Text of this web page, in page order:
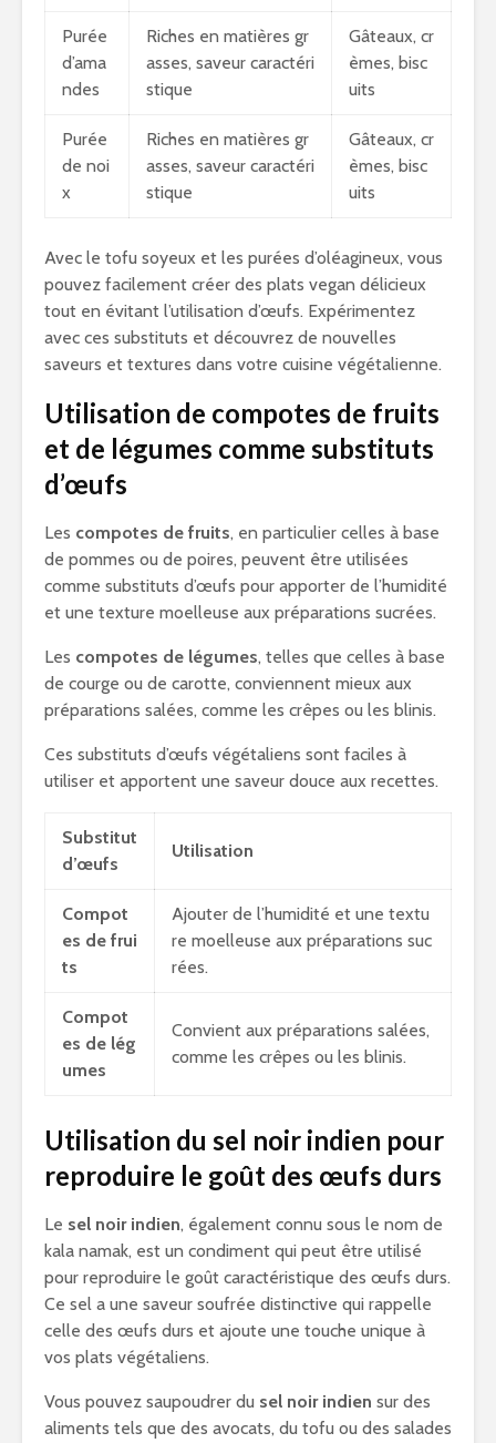
Purée
d’ama
ndes
Riches en matières gr
asses, saveur caractéri
stique
Gâteaux, cr
èmes, bisc
uits
Purée
de noi
x
Riches en matières gr
asses, saveur caractéri
stique
Gâteaux, cr
èmes, bisc
uits
Avec le tofu soyeux et les purées d’oléagineux, vous
pouvez facilement créer des plats vegan délicieux
tout en évitant l’utilisation d’œufs. Expérimentez
avec ces substituts et découvrez de nouvelles
saveurs et textures dans votre cuisine végétalienne.
Utilisation de compotes de fruits
et de légumes comme substituts
d’œufs
Les compotes de fruits, en particulier celles à base
de pommes ou de poires, peuvent être utilisées
comme substituts d’œufs pour apporter de l’humidité
et une texture moelleuse aux préparations sucrées.
Les compotes de légumes, telles que celles à base
de courge ou de carotte, conviennent mieux aux
préparations salées, comme les crêpes ou les blinis.
Ces substituts d’œufs végétaliens sont faciles à
utiliser et apportent une saveur douce aux recettes.
Substitut
d’œufs
Utilisation
Compot
es de frui
ts
Ajouter de l’humidité et une textu
re moelleuse aux préparations suc
rées.
Compot
es de lég
umes
Convient aux préparations salées,
comme les crêpes ou les blinis.
Utilisation du sel noir indien pour
reproduire le goût des œufs durs
Le sel noir indien, également connu sous le nom de
kala namak, est un condiment qui peut être utilisé
pour reproduire le goût caractéristique des œufs durs.
Ce sel a une saveur soufrée distinctive qui rappelle
celle des œufs durs et ajoute une touche unique à
vos plats végétaliens.
Vous pouvez saupoudrer du sel noir indien sur des
aliments tels que des avocats, du tofu ou des salades